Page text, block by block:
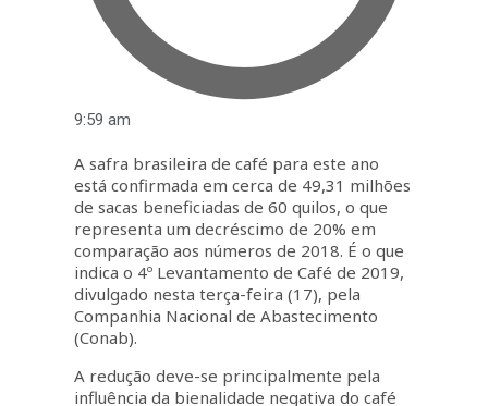
9:59 am
A safra brasileira de café para este ano
está confirmada em cerca de 49,31 milhões
de sacas beneficiadas de 60 quilos, o que
representa um decréscimo de 20% em
comparação aos números de 2018. É o que
indica o 4º Levantamento de Café de 2019,
divulgado nesta terça-feira (17), pela
Companhia Nacional de Abastecimento
(Conab).
A redução deve-se principalmente pela
influência da bienalidade negativa do café